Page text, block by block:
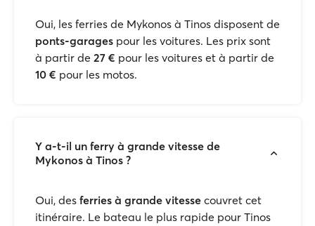
Oui, les ferries de Mykonos à Tinos disposent de
ponts-garages pour les voitures. Les prix sont
à partir de 27 € pour les voitures et à partir de
10 € pour les motos.
Y a-t-il un ferry à grande vitesse de
Mykonos à Tinos ?
Oui, des ferries à grande vitesse couvret cet
itinéraire. Le bateau le plus rapide pour Tinos